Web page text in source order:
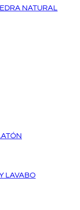
NATURAL
LAVABO